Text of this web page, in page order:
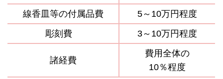
線香皿等の付属品費
5～10万円程度
彫刻費
3～10万円程度
諸経費
費用全体の
10％程度